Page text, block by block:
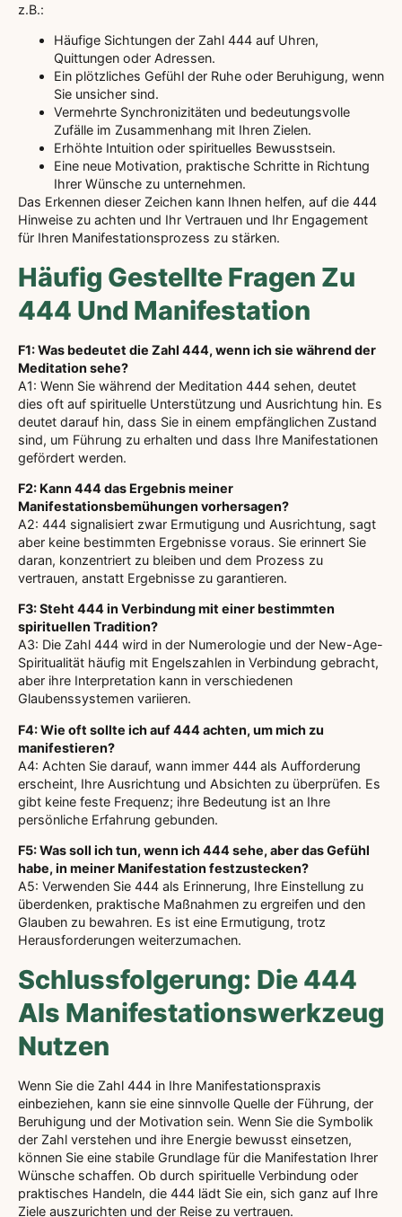
z.B.:
Häufige Sichtungen der Zahl 444 auf Uhren,
Quittungen oder Adressen.
Ein plötzliches Gefühl der Ruhe oder Beruhigung, wenn
Sie unsicher sind.
Vermehrte Synchronizitäten und bedeutungsvolle
Zufälle im Zusammenhang mit Ihren Zielen.
Erhöhte Intuition oder spirituelles Bewusstsein.
Eine neue Motivation, praktische Schritte in Richtung
Ihrer Wünsche zu unternehmen.
Das Erkennen dieser Zeichen kann Ihnen helfen, auf die 444
Hinweise zu achten und Ihr Vertrauen und Ihr Engagement
für Ihren Manifestationsprozess zu stärken.
Häufig Gestellte Fragen Zu
444 Und Manifestation
F1: Was bedeutet die Zahl 444, wenn ich sie während der
Meditation sehe?
A1: Wenn Sie während der Meditation 444 sehen, deutet
dies oft auf spirituelle Unterstützung und Ausrichtung hin. Es
deutet darauf hin, dass Sie in einem empfänglichen Zustand
sind, um Führung zu erhalten und dass Ihre Manifestationen
gefördert werden.
F2: Kann 444 das Ergebnis meiner
Manifestationsbemühungen vorhersagen?
A2: 444 signalisiert zwar Ermutigung und Ausrichtung, sagt
aber keine bestimmten Ergebnisse voraus. Sie erinnert Sie
daran, konzentriert zu bleiben und dem Prozess zu
vertrauen, anstatt Ergebnisse zu garantieren.
F3: Steht 444 in Verbindung mit einer bestimmten
spirituellen Tradition?
A3: Die Zahl 444 wird in der Numerologie und der New-Age-
Spiritualität häufig mit Engelszahlen in Verbindung gebracht,
aber ihre Interpretation kann in verschiedenen
Glaubenssystemen variieren.
F4: Wie oft sollte ich auf 444 achten, um mich zu
manifestieren?
A4: Achten Sie darauf, wann immer 444 als Aufforderung
erscheint, Ihre Ausrichtung und Absichten zu überprüfen. Es
gibt keine feste Frequenz; ihre Bedeutung ist an Ihre
persönliche Erfahrung gebunden.
F5: Was soll ich tun, wenn ich 444 sehe, aber das Gefühl
habe, in meiner Manifestation festzustecken?
A5: Verwenden Sie 444 als Erinnerung, Ihre Einstellung zu
überdenken, praktische Maßnahmen zu ergreifen und den
Glauben zu bewahren. Es ist eine Ermutigung, trotz
Herausforderungen weiterzumachen.
Schlussfolgerung: Die 444
Als Manifestationswerkzeug
Nutzen
Wenn Sie die Zahl 444 in Ihre Manifestationspraxis
einbeziehen, kann sie eine sinnvolle Quelle der Führung, der
Beruhigung und der Motivation sein. Wenn Sie die Symbolik
der Zahl verstehen und ihre Energie bewusst einsetzen,
können Sie eine stabile Grundlage für die Manifestation Ihrer
Wünsche schaffen. Ob durch spirituelle Verbindung oder
praktisches Handeln, die 444 lädt Sie ein, sich ganz auf Ihre
Ziele auszurichten und der Reise zu vertrauen.